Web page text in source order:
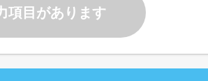
項目があります